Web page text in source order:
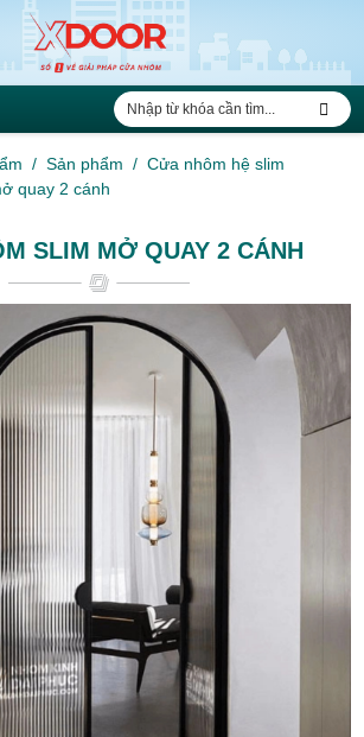
Sản phẩm
Cửa nhôm hệ slim
quay 2 cánh
SLIM MỞ QUAY 2 CÁNH